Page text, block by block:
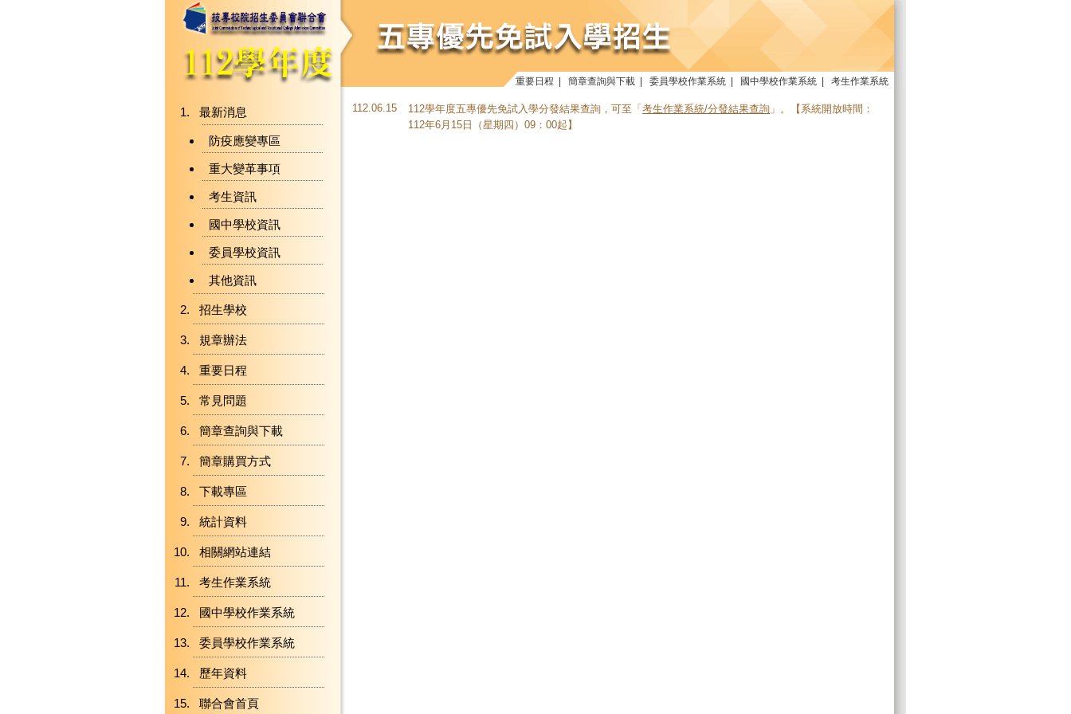
重要日程 簡章查詢與下載 委員學校作業系統 國中學校作業系統 考生作業系統
最新消息
防疫應變專區
重大變革事項
考生資訊
國中學校資訊
委員學校資訊
其他資訊
招生學校
規章辦法
重要日程
常見問題
簡章查詢與下載
簡章購買方式
下載專區
統計資料
相關網站連結
考生作業系統
國中學校作業系統
委員學校作業系統
歷年資料
聯合會首頁
112.06.15 112學年度五專優先免試入學分發結果查詢，可至「 考生作業系統/分發結果查詢 」。【系統開放時間：
112年6月15日（星期四）09：00起】